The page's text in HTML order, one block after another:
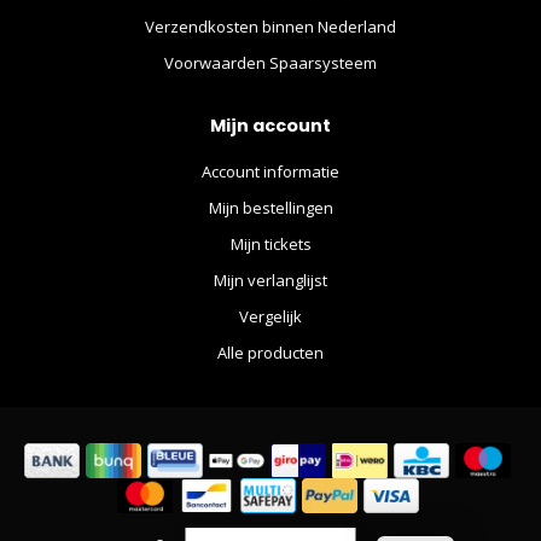
Verzendkosten binnen Nederland
Voorwaarden Spaarsysteem
Mijn account
Account informatie
Mijn bestellingen
Mijn tickets
Mijn verlanglijst
Vergelijk
Alle producten